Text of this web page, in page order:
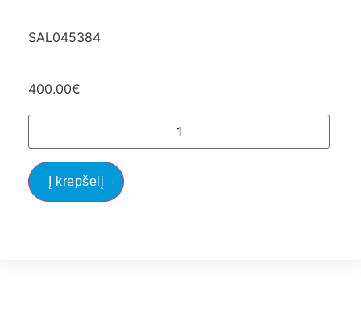
SAL045384
400.00€
Į krepšelį